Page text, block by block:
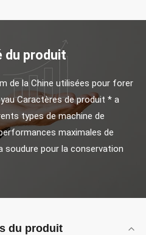
du produit
de la Chine utilisées pour forer
Caractères de produit * a
types de machine de
maximales de
pour la conservation
du produit